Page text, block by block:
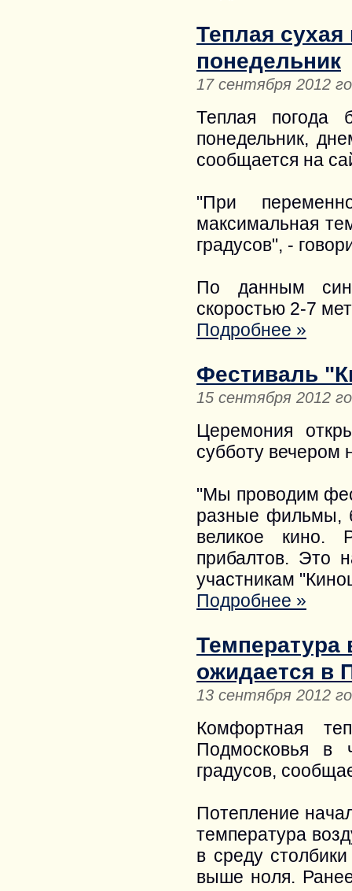
Теплая
понедельник
17 сентября 2012
Теплая погода
понедельник,
сообщается на
"При
максимальная
градусов", -
По данным
скоростью 2-7
Подробнее »
Фестиваль
15 сентября 2012
Церемония
субботу вечером
"Мы проводим
разные фильмы,
великое кино.
прибалтов. Это
участникам
Подробнее »
Температура
ожидается в
13 сентября 2012
Комфортная
Подмосковья в
градусов,
Потепление
температура
в среду
выше ноля.